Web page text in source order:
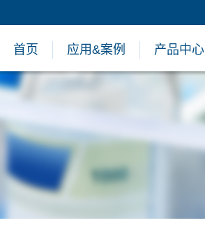
首页 应用&案例 产品中心